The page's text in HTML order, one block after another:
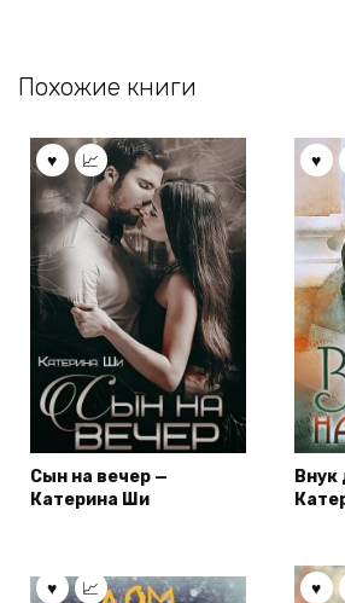
Похожие книги
Сын на вечер —
Катерина Ши
Внук